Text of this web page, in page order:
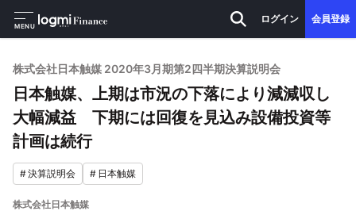
MENU
ログイン 会員登録
株式会社日本触媒 2020年3月期第2四半期決算説明会
日本触媒、上期は市況の下落により減減収し
大幅減益 下期には回復を見込み設備投資等
計画は続行
#決算説明会 # 日本触媒
株式会社日本触媒